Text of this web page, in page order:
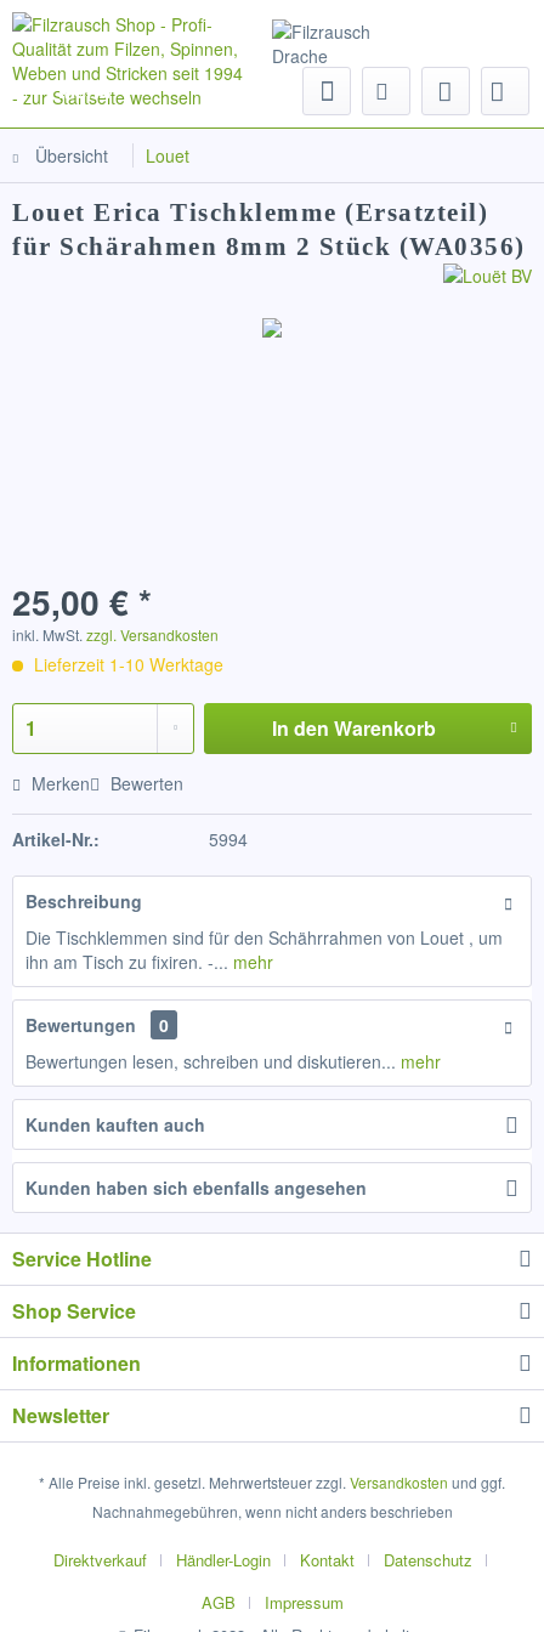
Menü
Übersicht Louet
Louet Erica Tischklemme (Ersatzteil)
für Schärahmen 8mm 2 Stück (WA0356)
25,00 € *
inkl. MwSt. zzgl. Versandkosten
Lieferzeit 1-10 Werktage
In den Warenkorb
Merken Bewerten
Artikel-Nr.: 5994
Beschreibung
Die Tischklemmen sind für den Schährrahmen von Louet , um
ihn am Tisch zu fixiren. -... mehr
Bewertungen
0
Bewertungen lesen, schreiben und diskutieren... mehr
Kunden kauften auch
Kunden haben sich ebenfalls angesehen
Service Hotline
Shop Service
Informationen
Newsletter
* Alle Preise inkl. gesetzl. Mehrwertsteuer zzgl. Versandkosten und ggf.
Nachnahmegebühren, wenn nicht anders beschrieben
Direktverkauf Händler-Login Kontakt
Datenschutz
AGB
Impressum